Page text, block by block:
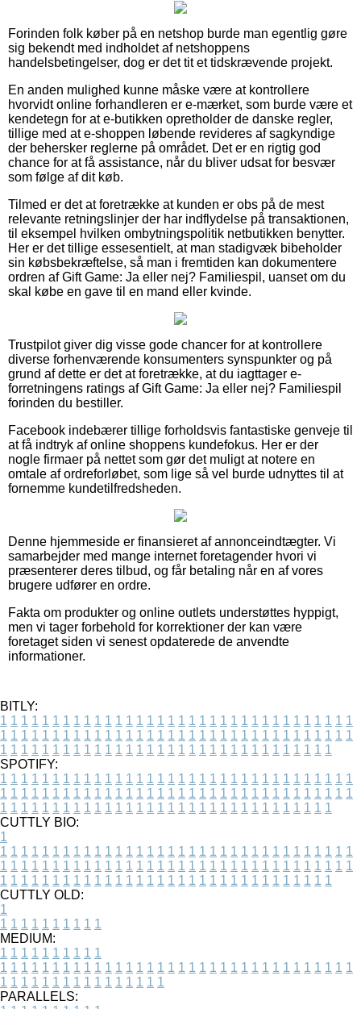
Forinden folk køber på en netshop burde man egentlig gøre
sig bekendt med indholdet af netshoppens
handelsbetingelser, dog er det tit et tidskrævende projekt.
En anden mulighed kunne måske være at kontrollere
hvorvidt online forhandleren er e-mærket, som burde være et
kendetegn for at e-butikken opretholder de danske regler,
tillige med at e-shoppen løbende revideres af sagkyndige
der behersker reglerne på området. Det er en rigtig god
chance for at få assistance, når du bliver udsat for besvær
som følge af dit køb.
Tilmed er det at foretrække at kunden er obs på de mest
relevante retningslinjer der har indflydelse på transaktionen,
til eksempel hvilken ombytningspolitik netbutikken benytter.
Her er det tillige essesentielt, at man stadigvæk bibeholder
sin købsbekræftelse, så man i fremtiden kan dokumentere
ordren af Gift Game: Ja eller nej? Familiespil, uanset om du
skal købe en gave til en mand eller kvinde.
Trustpilot giver dig visse gode chancer for at kontrollere
diverse forhenværende konsumenters synspunkter og på
grund af dette er det at foretrække, at du iagttager e-
forretningens ratings af Gift Game: Ja eller nej? Familiespil
forinden du bestiller.
Facebook indebærer tillige forholdsvis fantastiske genveje til
at få indtryk af online shoppens kundefokus. Her er der
nogle firmaer på nettet som gør det muligt at notere en
omtale af ordreforløbet, som lige så vel burde udnyttes til at
fornemme kundetilfredsheden.
Denne hjemmeside er finansieret af annonceindtægter. Vi
samarbejder med mange internet foretagender hvori vi
præsenterer deres tilbud, og får betaling når en af vores
brugere udfører en ordre.
Fakta om produkter og online outlets understøttes hyppigt,
men vi tager forbehold for korrektioner der kan være
foretaget siden vi senest opdaterede de anvendte
informationer.
BITLY:
1 1 1 1 1 1 1 1 1 1 1 1 1 1 1 1 1 1 1 1 1 1 1 1 1 1 1 1 1 1 1 1 1 1
1 1 1 1 1 1 1 1 1 1 1 1 1 1 1 1 1 1 1 1 1 1 1 1 1 1 1 1 1 1 1 1 1 1
1 1 1 1 1 1 1 1 1 1 1 1 1 1 1 1 1 1 1 1 1 1 1 1 1 1 1 1 1 1 1 1
SPOTIFY:
1 1 1 1 1 1 1 1 1 1 1 1 1 1 1 1 1 1 1 1 1 1 1 1 1 1 1 1 1 1 1 1 1 1
1 1 1 1 1 1 1 1 1 1 1 1 1 1 1 1 1 1 1 1 1 1 1 1 1 1 1 1 1 1 1 1 1 1
1 1 1 1 1 1 1 1 1 1 1 1 1 1 1 1 1 1 1 1 1 1 1 1 1 1 1 1 1 1 1 1
CUTTLY BIO:
1
1 1 1 1 1 1 1 1 1 1 1 1 1 1 1 1 1 1 1 1 1 1 1 1 1 1 1 1 1 1 1 1 1 1
1 1 1 1 1 1 1 1 1 1 1 1 1 1 1 1 1 1 1 1 1 1 1 1 1 1 1 1 1 1 1 1 1 1
1 1 1 1 1 1 1 1 1 1 1 1 1 1 1 1 1 1 1 1 1 1 1 1 1 1 1 1 1 1 1 1
CUTTLY OLD:
1
1 1 1 1 1 1 1 1 1 1
MEDIUM:
1 1 1 1 1 1 1 1 1 1
1 1 1 1 1 1 1 1 1 1 1 1 1 1 1 1 1 1 1 1 1 1 1 1 1 1 1 1 1 1 1 1 1 1
1 1 1 1 1 1 1 1 1 1 1 1 1 1 1 1
PARALLELS: